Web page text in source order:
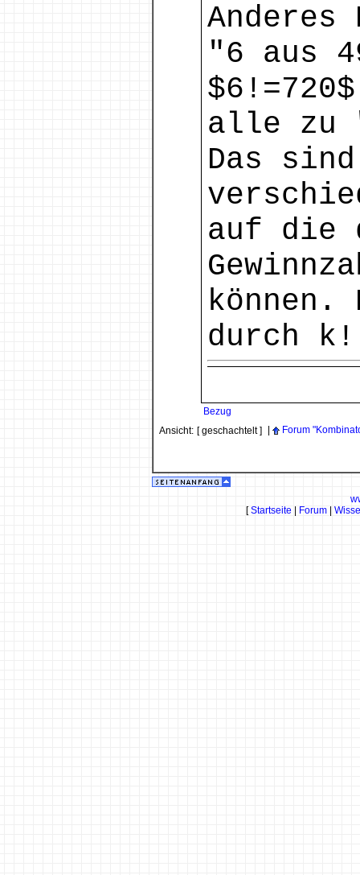
"6 aus
alle zu
Das
auf die
können.
durch
Bezug
Ansicht: [ geschachtelt ] Forum
[Startseite Forum